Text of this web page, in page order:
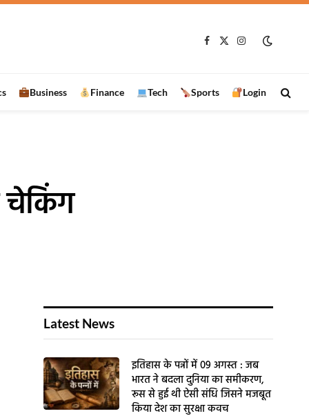
Facebook
X
Instagram
Business Finance Tech Sports Login
चेकिंग
Latest News
इतिहास के पन्नों में 09 अगस्त : जब
भारत ने बदला दुनिया का समीकरण,
रूस से हुई थी ऐसी संधि जिसने मजबूत
किया देश का सुरक्षा कवच